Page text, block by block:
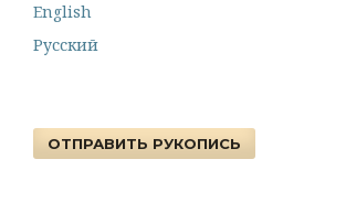
English
Русский
ОТПРАВИТЬ РУКОПИСЬ